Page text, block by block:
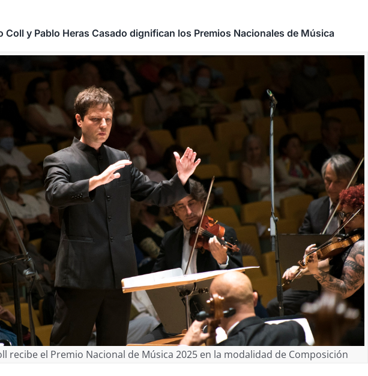
Coll y Pablo Heras Casado dignifican los Premios Nacionales de Música
recibe el Premio Nacional de Música 2025 en la modalidad de Composición